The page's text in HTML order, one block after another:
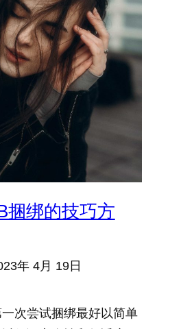
捆绑的技巧方
年 4月 19日
次尝试捆绑最好以简单